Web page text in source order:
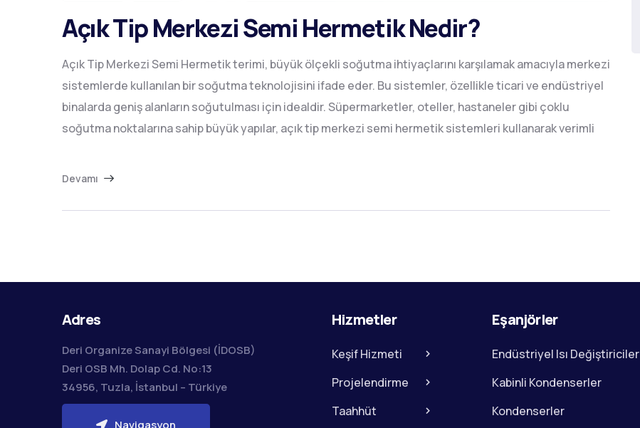
Açık Tip Merkezi Semi Hermetik Nedir?
Açık Tip Merkezi Semi Hermetik terimi, büyük ölçekli soğutma ihtiyaçlarını karşılamak amacıyla merkezi
sistemlerde kullanılan bir soğutma teknolojisini ifade eder. Bu sistemler, özellikle ticari ve endüstriyel
binalarda geniş alanların soğutulması için idealdir. Süpermarketler, oteller, hastaneler gibi çoklu
soğutma noktalarına sahip büyük yapılar, açık tip merkezi semi hermetik sistemleri kullanarak verimli
Devamı
Adres
Deri Organize Sanayi Bölgesi (İDOSB)
Deri OSB Mh. Dolap Cd. No:13
34956, Tuzla, İstanbul – Türkiye
Navigasyon
Hizmetler
Keşif Hizmeti
Projelendirme
Taahhüt
Eşanjörler
Endüstriyel Isı Değiştiriciler
Kabinli Kondenserler
Kondenserler